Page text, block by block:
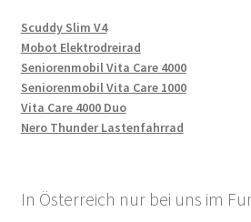
Scuddy Slim V4
Mobot Elektrodreirad
Seniorenmobil Vita Care 4000
Seniorenmobil Vita Care 1000
Vita Care 4000 Duo
Nero Thunder Lastenfahrrad
In Österreich nur bei uns im